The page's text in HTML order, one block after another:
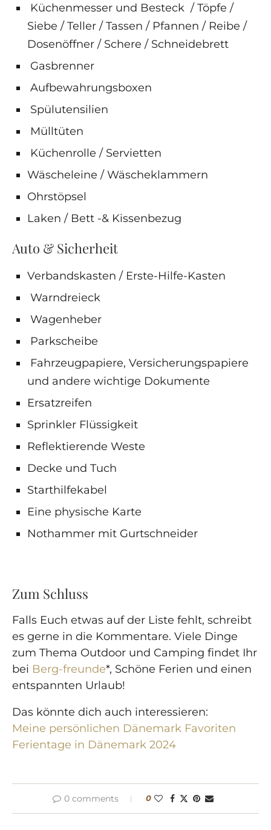
Küchenmesser und Besteck / Töpfe /
Siebe / Teller / Tassen / Pfannen / Reibe /
Dosenöffner / Schere / Schneidebrett
Gasbrenner
Aufbewahrungsboxen
Spülutensilien
Mülltüten
Küchenrolle / Servietten
Wäscheleine / Wäscheklammern
Ohrstöpsel
Laken / Bett -& Kissenbezug
Auto & Sicherheit
Verbandskasten / Erste-Hilfe-Kasten
Warndreieck
Wagenheber
Parkscheibe
Fahrzeugpapiere, Versicherungspapiere
und andere wichtige Dokumente
Ersatzreifen
Sprinkler Flüssigkeit
Reflektierende Weste
Decke und Tuch
Starthilfekabel
Eine physische Karte
Nothammer mit Gurtschneider
Zum Schluss
Falls Euch etwas auf der Liste fehlt, schreibt
es gerne in die Kommentare. Viele Dinge
zum Thema Outdoor und Camping findet Ihr
bei Berg-freunde*, Schöne Ferien und einen
entspannten Urlaub!
Das könnte dich auch interessieren:
Meine persönlichen Dänemark Favoriten
Ferientage in Dänemark 2024
0 comments 0